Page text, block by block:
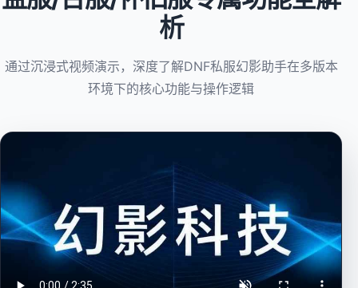
析
通过沉浸式视频演示，深度了解DNF私服幻影助手在多版本
环境下的核心功能与操作逻辑